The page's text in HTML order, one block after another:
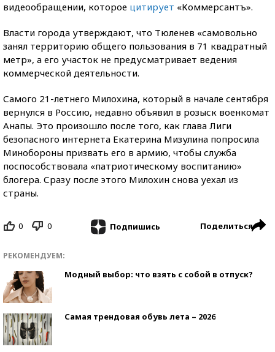
видеообращении, которое цитирует «Коммерсантъ».
Власти города утверждают, что Тюленев «самовольно
занял территорию общего пользования в 71 квадратный
метр», а его участок не предусматривает ведения
коммерческой деятельности.
Самого 21-летнего Милохина, который в начале сентября
вернулся в Россию, недавно объявил в розыск военкомат
Анапы. Это произошло после того, как глава Лиги
безопасного интернета Екатерина Мизулина попросила
Минобороны призвать его в армию, чтобы служба
поспособствовала «патриотическому воспитанию»
блогера. Сразу после этого Милохин снова уехал из
страны.
0 0 Подпишись Поделиться
РЕКОМЕНДУЕМ:
Модный выбор: что взять с собой в отпуск?
Самая трендовая обувь лета – 2026